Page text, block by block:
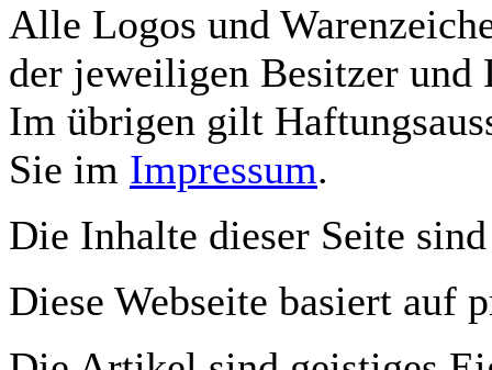
Alle Logos und
der jeweiligen Besitzer und
Im übrigen gilt
Sie im Impressum.
Die Inhalte dieser Seite
Diese Webseite basiert auf